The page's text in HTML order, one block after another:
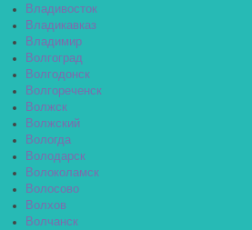
Владивосток
Владикавказ
Владимир
Волгоград
Волгодонск
Волгореченск
Волжск
Волжский
Вологда
Володарск
Волоколамск
Волосово
Волхов
Волчанск